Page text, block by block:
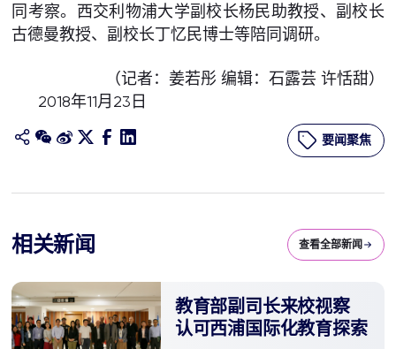
同考察。西交利物浦大学副校长杨民助教授、副校长
古德曼教授、副校长丁忆民博士等陪同调研。
（记者：姜若彤 编辑：石露芸 许恬甜）
2018年11月23日
要闻聚焦
相关新闻 查看全部新闻
教育部副司长来校视察
认可西浦国际化教育探索